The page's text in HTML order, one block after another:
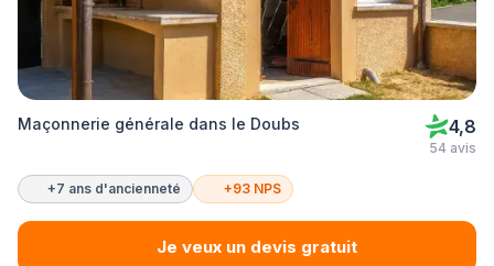
Maçonnerie générale dans le Doubs 4,8
54 avis
+7 ans d'ancienneté +93 NPS
Je veux un devis gratuit